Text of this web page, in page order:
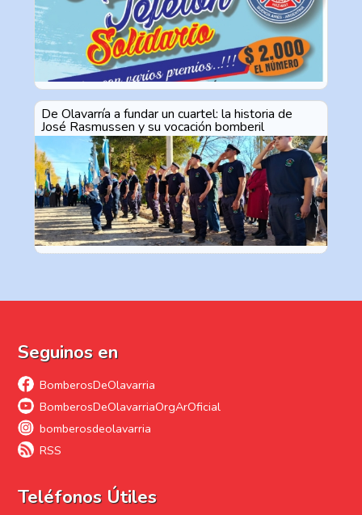
De Olavarría a fundar un cuartel: la historia de
José Rasmussen y su vocación bomberil
Seguinos en
BomberosDeOlavarria
BomberosDeOlavarriaOrgArOficial
bomberosdeolavarria
RSS
Teléfonos Útiles